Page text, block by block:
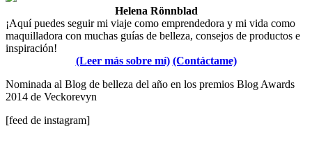
Helena Rönnblad
¡Aquí puedes seguir mi viaje como emprendedora y mi vida como
maquilladora con muchas guías de belleza, consejos de productos e
inspiración!
(Leer más sobre mí) (Contáctame)
Nominada al Blog de belleza del año en los premios Blog Awards
2014 de Veckorevyn
[feed de instagram]